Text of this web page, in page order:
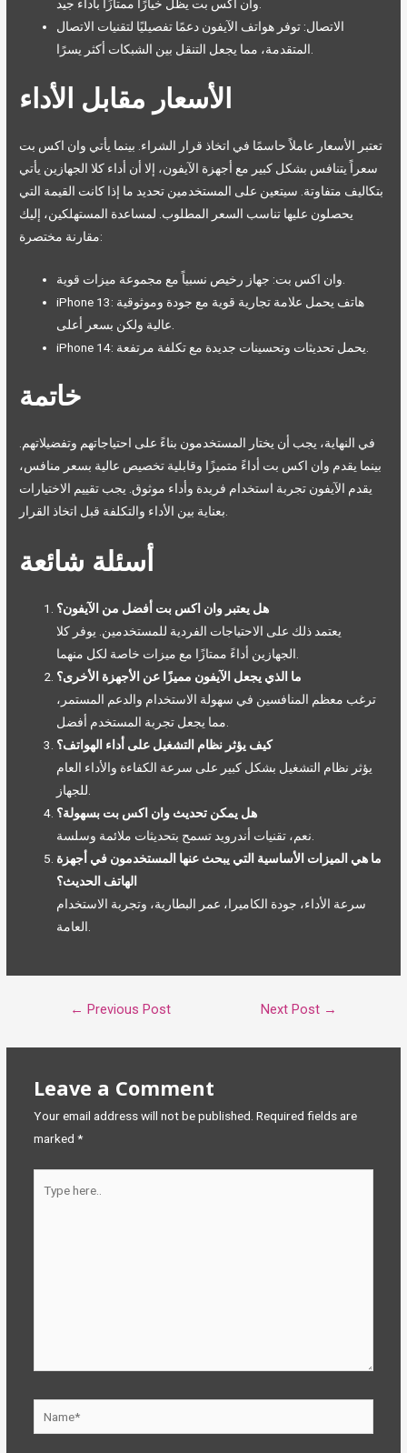
الاتصال: توفر هواتف الآيفون دعمًا تفصيليًا لتقنيات الاتصال
الأسعار مقابل الأداء
تعتبر الأسعار عاملاً حاسمًا في اتخاذ قرار الشراء. بينما يأتي وان اكس بت
سعراً يتنافس بشكل كبير مع أجهزة الآيفون، إلا أن أداء كلا الجهازين يأتي
بتكاليف متفاوتة. سيتعين على المستخدمين تحديد ما إذا كانت القيمة التي
يحصلون عليها تناسب السعر المطلوب. لمساعدة المستهلكين، إليك
مقارنة مختصرة:
iPhone 13: هاتف يحمل علامة تجارية قوية مع جودة وموثوقية
خاتمة
في النهاية، يجب أن يختار المستخدمون بناءً على احتياجاتهم وتفضيلاتهم.
بينما يقدم وان اكس بت أداءً متميزًا وقابلية تخصيص عالية بسعر منافس،
يقدم الآيفون تجربة استخدام فريدة وأداء موثوق. يجب تقييم الاختيارات
أسئلة شائعة
هل يعتبر وان اكس بت أفضل من الآيفون؟
يعتمد ذلك على الاحتياجات الفردية للمستخدمين. يوفر كلا
ما الذي يجعل الآيفون مميزًا عن الأجهزة الأخرى؟
ترغب معظم المنافسين في سهولة الاستخدام والدعم المستمر،
كيف يؤثر نظام التشغيل على أداء الهواتف؟
يؤثر نظام التشغيل بشكل كبير على سرعة الكفاءة والأداء العام
هل يمكن تحديث وان اكس بت بسهولة؟
ما هي الميزات الأساسية التي يبحث عنها المستخدمون في أجهزة
الهاتف الحديث؟
سرعة الأداء، جودة الكاميرا، عمر البطارية، وتجربة الاستخدام
← Previous Post Next Post →
Leave a Comment
Your email address will not be published. Required fields are
marked *
here..